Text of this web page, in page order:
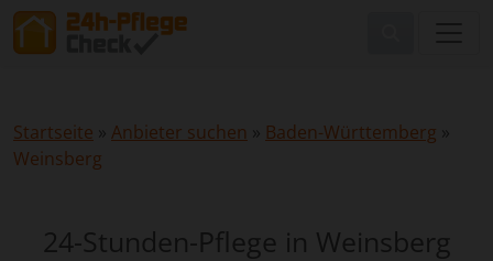
Startseite » Anbieter suchen » Baden-Württemberg »
Weinsberg
24-Stunden-Pflege in Weinsberg